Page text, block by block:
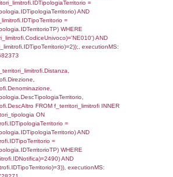
SELECT * FROM d2_autorizzazioni
executionMS:
SELECT Ispezione, IDArticoloComma,
%m/%Y') as DataApertura,
'%d/%m/
%m/%Y') as DataUltimoPIR FROM
(((d3_ispezioni.IDNotifica)=2490)),
SELECT el_nazioni.DescIT,